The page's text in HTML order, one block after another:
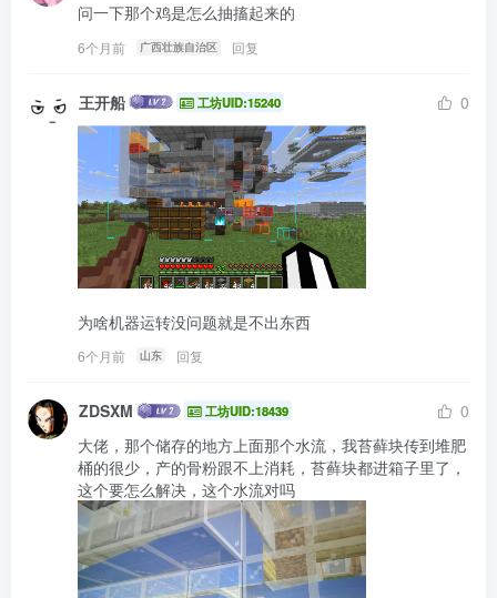
问一下那个鸡是怎么抽搐起来的
6个月前 广西壮族自治区 回复
王开船 工坊UID:15240 0
为啥机器运转没问题就是不出东西
6个月前 山东 回复
ZDSXM 工坊UID:18439
0
大佬，那个储存的地方上面那个水流，我苔藓块传到堆肥
桶的很少，产的骨粉跟不上消耗，苔藓块都进箱子里了，
这个要怎么解决，这个水流对吗